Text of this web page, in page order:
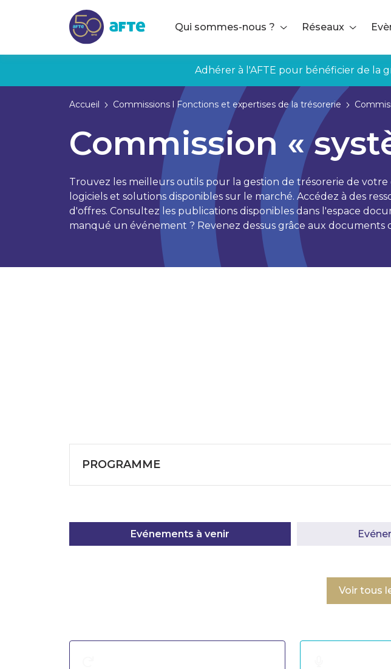
Qui sommes-nous ?
Réseaux
Adhérer à l'AFTE pour bénéficier de la
Accueil Commissions l Fonctions et expertises de la trésorerie
Commission «
Trouvez les meilleurs outils pour la gestion de trésorerie de
logiciels et solutions disponibles sur le marché. Accédez à des
d'offres. Consultez les publications disponibles dans l'espace
manqué un événement ? Revenez dessus grâce aux documents
PROGRAMME
Evénements à venir
Voir tous